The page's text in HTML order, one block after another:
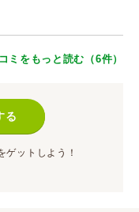
ミをもっと読む（6件）
る
ゲットしよう！